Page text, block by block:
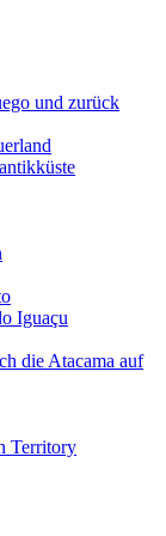
und zurück
Iguaçu
die Atacama auf
Territory